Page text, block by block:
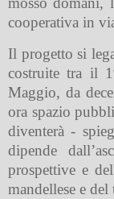
cooperativa in
Il progetto si
costruite tra il
Maggio, da
ora spazio
diventerà -
dipende
prospettive e
mandellese e